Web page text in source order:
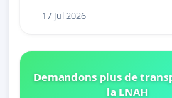
17 Jul 2026
Demandons plus de
la LNAH